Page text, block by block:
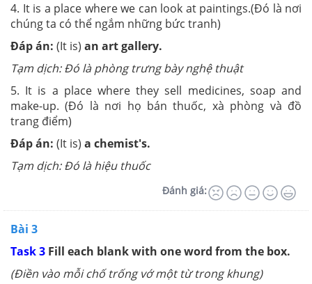
4. It is a place where we can look at paintings.(Đó là nơi
chúng ta có thể ngắm những bức tranh)
Đáp án: (It is) an art gallery.
Tạm dịch: Đó là phòng trưng bày nghệ thuật
5. It is a place where they sell medicines, soap and
make-up. (Đó là nơi họ bán thuốc, xà phòng và đồ
trang điểm)
Đáp án: (It is) a chemist's.
Tạm dịch: Đó là hiệu thuốc
Đánh giá:
Bài 3
Task 3 Fill each blank with one word from the box.
(Điền vào mỗi chố trống vớ một từ trong khung)